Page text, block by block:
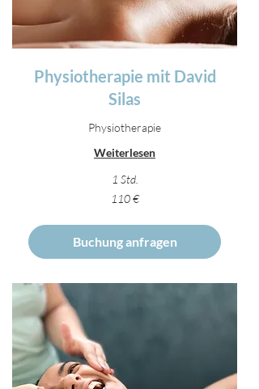
Physiotherapie mit David
Silas
Physiotherapie
Weiterlesen
1 Std.
110 €
Buchung anfragen